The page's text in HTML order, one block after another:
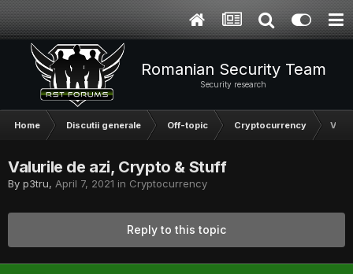
Romanian Security Team
Security research
Home Discutii generale Off-topic Cryptocurrency
Valurile de azi, Crypto & Stuff
By p3tru, April 7, 2021 in Cryptocurrency
Reply to this topic